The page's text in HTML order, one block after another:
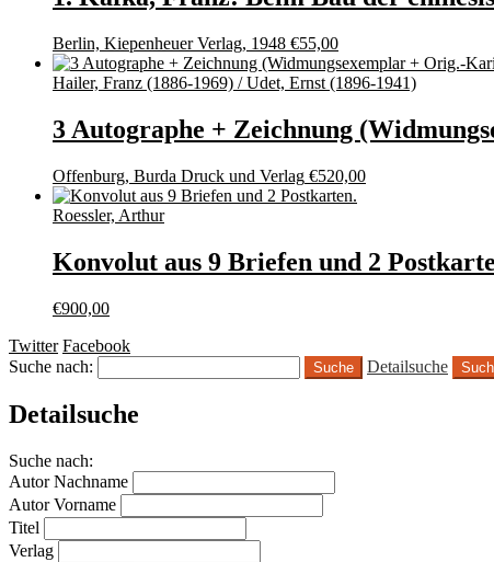
Berlin, Kiepenheuer Verlag, 1948 €55,00
Hailer, Franz (1886-1969) / Udet, Ernst (1896-1941)
3 Autographe + Zeichnung
Offenburg, Burda Druck und Verlag €520,00
Roessler, Arthur
Konvolut aus 9 Briefen und 2
€900,00
Twitter Facebook
Suche nach:
Detailsuche
Detailsuche
Suche nach:
Autor Nachname
Autor Vorname
Titel
Verlag